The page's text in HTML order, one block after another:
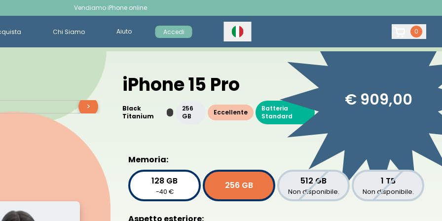
Vendiamo iPhone online
0
Chi Siamo Aiuto Accedi
>
iPhone 15 Pro
Black
Titanium
256
GB
Eccellente
Batteria
Standard
€ 909,00
Memoria:
128 GB
-40 €
256 GB 512 GB
Non disponibile.
1 TB
Non disponibile.